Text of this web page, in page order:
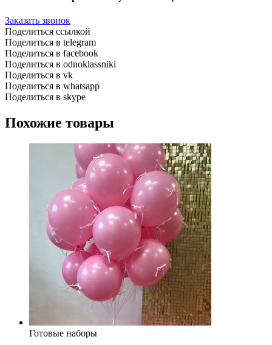
Заказать звонок
Поделиться ссылкой
Поделиться в telegram
Поделиться в facebook
Поделиться в odnoklassniki
Поделиться в vk
Поделиться в whatsapp
Поделиться в skype
Похожие товары
Готовые наборы